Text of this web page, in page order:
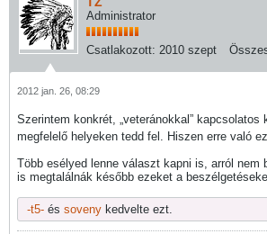
Administrator
Csatlakozott: 2010 szept
2012 jan. 26, 08:29
Szerintem konkrét, „veteránokkal” kapcsolatos
megfelelő helyeken tedd fel. Hiszen erre való
Több esélyed lenne választ kapni is, arról nem
is megtalálnák később ezeket a
-t5- és soveny kedvelte ezt.